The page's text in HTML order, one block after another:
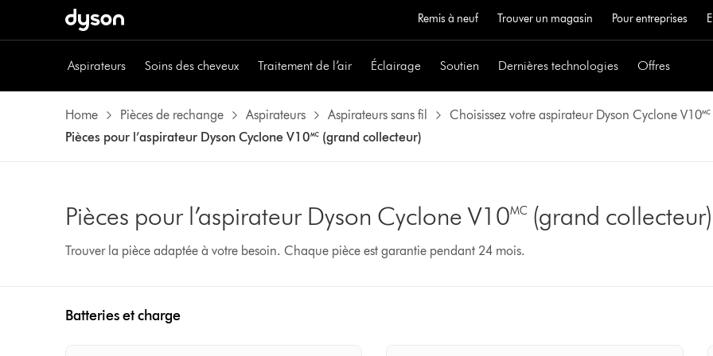
Remis à neuf Trouver un magasin Pour entreprises
Aspirateurs Soins des cheveux Traitement de l’air Éclairage Soutien Dernières technologies Offres
Home Pièces de rechange Aspirateurs Aspirateurs sans fil
Choisissez votre aspirateur Dyson Cyclone V10🅪
Pièces pour l’aspirateur Dyson Cyclone V10🅪 (grand collecteur)
Pièces pour l’aspirateur Dyson Cyclone V10🅪 (grand collecteur)
Trouver la pièce adaptée à votre besoin. Chaque pièce est garantie pendant 24 mois.
Batteries et charge